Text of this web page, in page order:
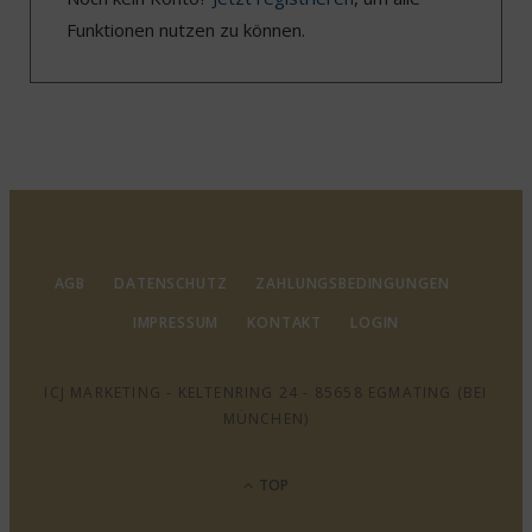
Funktionen nutzen zu können.
AGB DATENSCHUTZ
ZAHLUNGSBEDINGUNGEN
IMPRESSUM
KONTAKT LOGIN
ICJ MARKETING - KELTENRING 24 - 85658 EGMATING (BEI
MÜNCHEN)
TOP